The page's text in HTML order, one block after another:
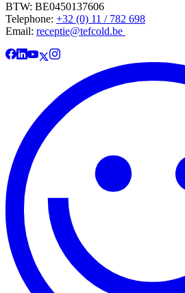
BTW: BE0450137606
Telephone: +32 (0) 11 / 782 698
Email: receptie@tefcold.be